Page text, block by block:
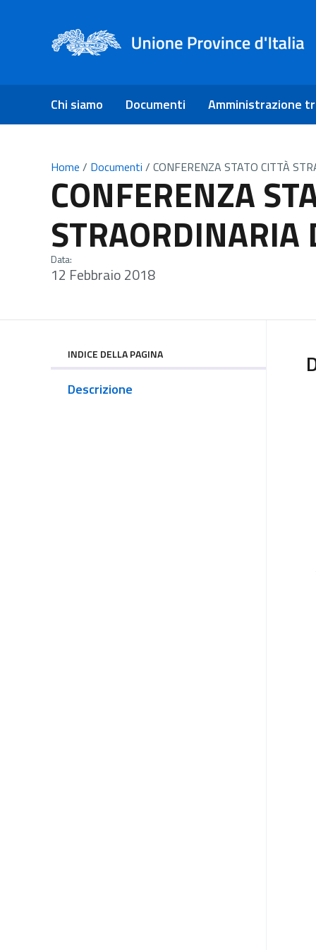
Chi siamo Documenti Amministrazione
Home / Documenti / CONFERENZA STATO CITTÀ
CONFERENZA
STRAORDINARIA
Data:
12 Febbraio 2018
INDICE DELLA PAGINA
Descrizione